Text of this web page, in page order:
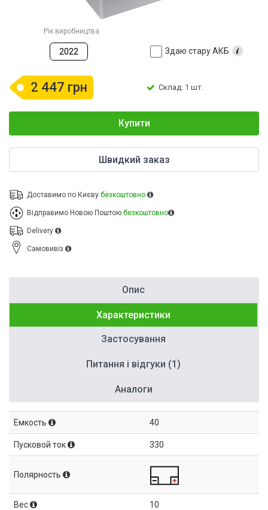
Рік виробництва
2022 Здаю стару АКБ
2 447 грн Склад: 1 шт.
Купити
Швидкий заказ
Доставимо по Києву безкоштовно
Відправимо Новою Поштою безкоштовно
Delivery
Cамовивіз
Опис
Характеристики
Застосування
Питання і відгуки (1)
Аналоги
Емкость 40
Пусковой ток 330
Полярность
Вес 10